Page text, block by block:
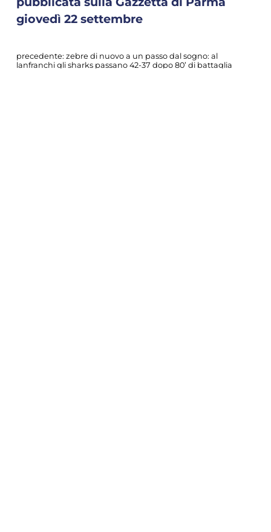
giovedì 22 settembre
precedente: zebre di nuovo a un passo dal sogno: al
lanfranchi gli sharks passano 42-37 dopo 80’ di battaglia